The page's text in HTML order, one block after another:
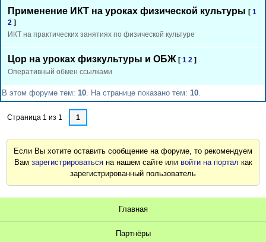
Применение ИКТ на уроках физической культуры [ 1
2 ]
ИКТ на практических занятиях по физической культуре
Цор на уроках физкультуры и ОБЖ [ 1 2 ]
Оперативный обмен ссылками
В этом форуме тем: 10. На странице показано тем: 10.
Страница 1 из 1 1
Если Вы хотите оставить сообщение на форуме, то рекомендуем
Вам зарегистрироватьсяна нашем сайте или войти на портал как
зарегистрированный пользователь
Главная
Партнёры